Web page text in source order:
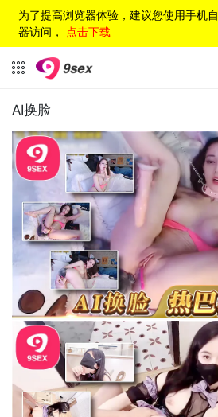
为了提高浏览器体验，建议您使用手机
器访问， 点击下载
AI换脸